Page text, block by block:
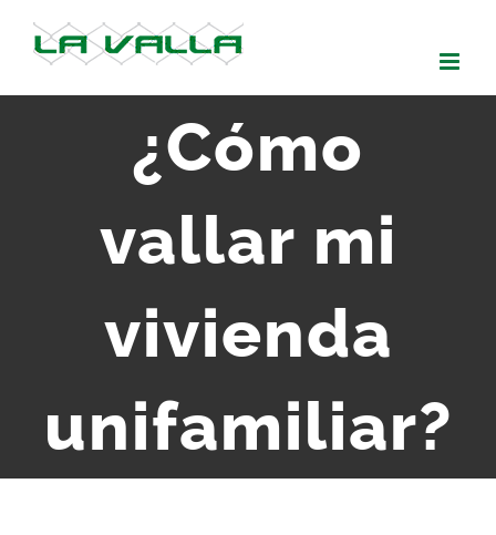
content
¿Cómo
vallar mi
vivienda
unifamiliar?